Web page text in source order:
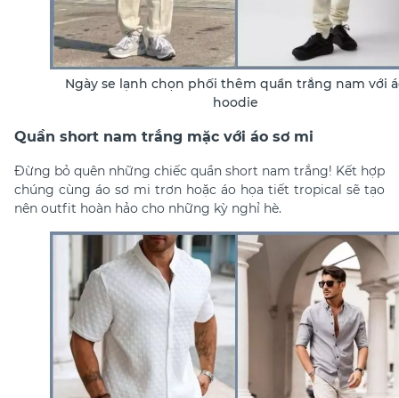
Ngày se lạnh chọn phối thêm quần trắng nam với
hoodie
Quần short nam trắng mặc với áo sơ mi
Đừng bỏ quên những chiếc quần short nam trắng! Kết hợp
chúng cùng áo sơ mi trơn hoặc áo họa tiết tropical sẽ tạo
nên outfit hoàn hảo cho những kỳ nghỉ hè.